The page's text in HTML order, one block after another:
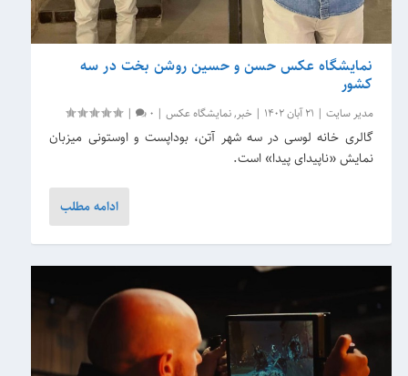
نمایشگاه عکس حسن و حسین روشن بخت در سه
کشور
مدیر سایت | 21 آبان 1402 | خبر,نمایشگاه عکس |
0
|
گالری خانه لوسی در سه شهر آتن، بوداپست و اوستونی میزبان
نمایش «ناپیدای پیدا» است.
ادامه مطلب